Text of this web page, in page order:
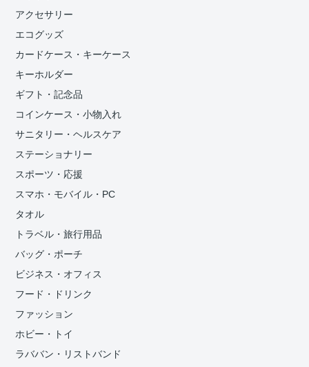
アクセサリー
エコグッズ
カードケース・キーケース
キーホルダー
ギフト・記念品
コインケース・小物入れ
サニタリー・ヘルスケア
ステーショナリー
スポーツ・応援
スマホ・モバイル・PC
タオル
トラベル・旅行用品
バッグ・ポーチ
ビジネス・オフィス
フード・ドリンク
ファッション
ホビー・トイ
ラババン・リストバンド